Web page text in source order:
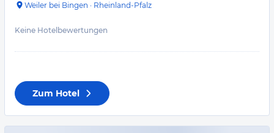
Weiler bei Bingen · Rheinland-Pfalz
Keine Hotelbewertungen
Zum Hotel